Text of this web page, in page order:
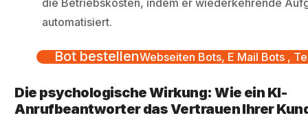
die Betriebskosten, indem er wiederkehrende
automatisiert.
Bot bestellenWebseiten Bots, E Mail Bots ,
Die psychologische Wirkung: Wie ein KI-
Anrufbeantworter das Vertrauen Ihrer